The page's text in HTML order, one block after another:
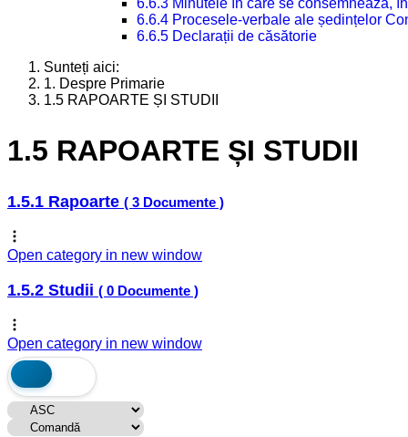
6.6.3 Minutele în care se consemnează,
6.6.4 Procesele-verbale ale ședințelor
6.6.5 Declarații de căsătorie
Sunteți aici:
1. Despre Primarie
1.5 RAPOARTE ȘI STUDII
1.5 RAPOARTE ȘI STUDII
1.5.1 Rapoarte ( 3 Documente )
Open category in new window
1.5.2 Studii ( 0 Documente )
Open category in new window